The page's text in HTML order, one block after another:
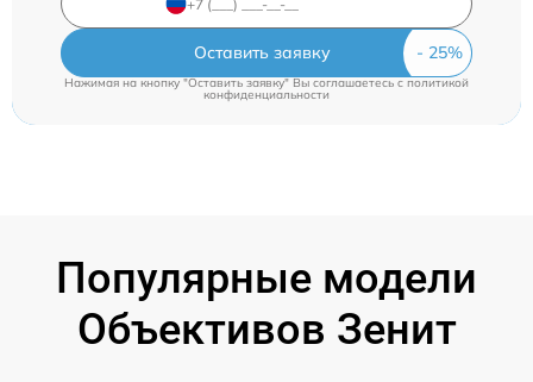
Оставить заявку
Нажимая на кнопку "Оставить заявку" Вы соглашаетесь cполитикой
конфиденциальности
Популярные модели
Объективов Зенит